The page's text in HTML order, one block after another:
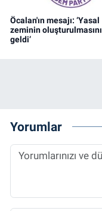
Öcalan'ın mesajı: ‘Yasal
zeminin
geldi’
Yorumlar